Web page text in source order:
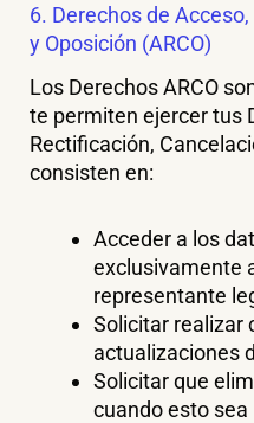
6. Derechos de
y Oposición (ARCO)
Los Derechos ARCO
te permiten ejercer tus
Rectificación,
consisten en:
Acceder a los
exclusivamente
representante
Solicitar realizar
actualizaciones
Solicitar que
cuando esto